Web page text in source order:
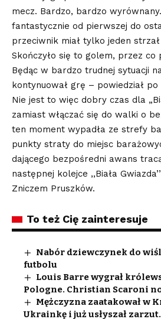
mecz. Bardzo, bardzo
fantastycznie od pierwszej do
przeciwnik miał tylko jeden
Skończyło się to golem, przez co
Będąc w bardzo trudnej sytuacji
kontynuował grę – powiedział
Nie jest to więc dobry czas dla
zamiast włączać się do walki o
ten moment wypadła ze strefy
punkty straty do miejsc
dającego bezpośredni awans
następnej kolejce ,,Biała
Zniczem Pruszków.
To też Cię zainteresuje
Nabór dziewczynek do
futbolu
Louis Barre wygrał
Pologne. Christian Scaroni
Mężczyzna zaatakował w
Ukrainkę i już usłyszał zarzut.